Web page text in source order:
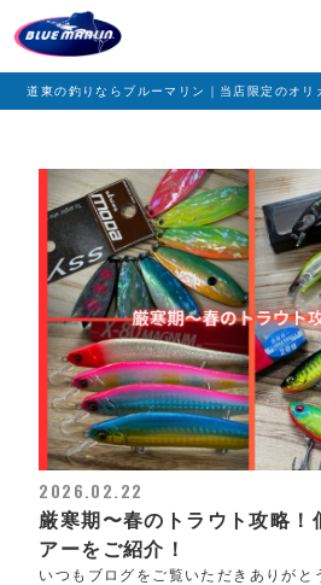
道東の釣りならブルーマリン｜当店限定のオリ
2026.02.22
厳寒期〜春のトラウト攻略！
アーをご紹介！
いつもブログをご覧いただきありがと